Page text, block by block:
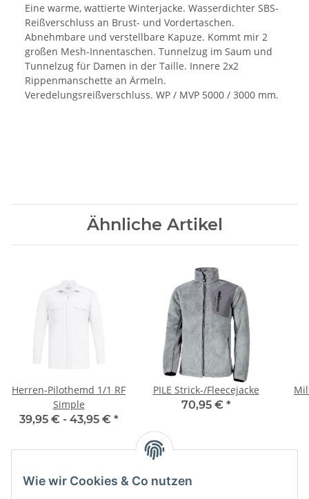
Eine warme, wattierte Winterjacke. Wasserdichter SBS-
Reißverschluss an Brust- und Vordertaschen.
Abnehmbare und verstellbare Kapuze. Kommt mir 2
großen Mesh-Innentaschen. Tunnelzug im Saum und
Tunnelzug für Damen in der Taille. Innere 2x2
Rippenmanschette an Ärmeln.
Veredelungsreißverschluss. WP / MVP 5000 / 3000 mm.
Ähnliche Artikel
Herren-Pilothemd 1/1 RF
Simple
39,95 € - 43,95 € *
PILE Strick-/Fleecejacke
70,95 € *
Wie wir Cookies & Co nutzen